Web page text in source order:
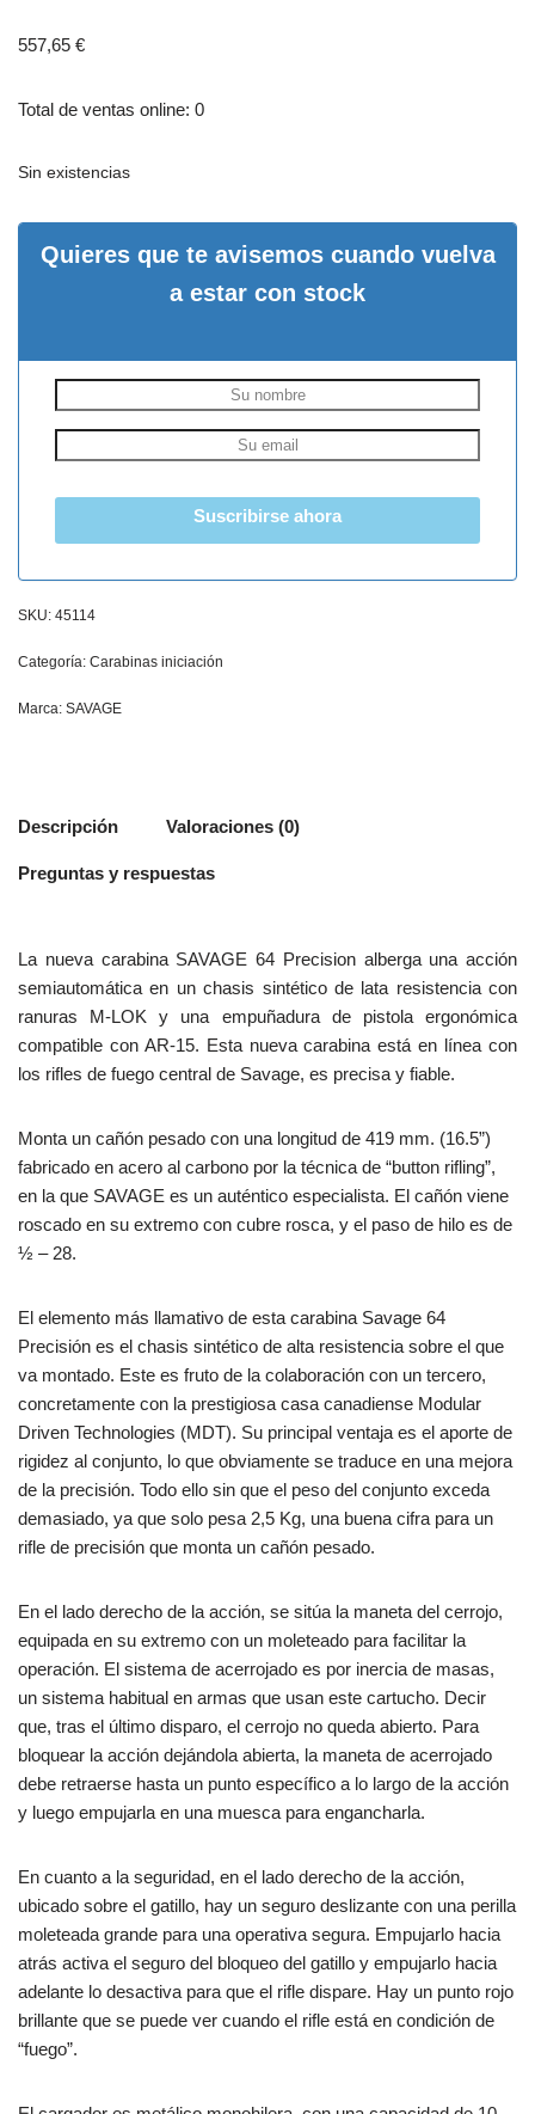
557,65 €
Total de ventas online: 0
Sin existencias
Quieres que te avisemos cuando vuelva
a estar con stock
Suscribirse ahora
SKU: 45114
Categoría: Carabinas iniciación
Marca: SAVAGE
Descripción Valoraciones (0)
Preguntas y respuestas
La nueva carabina SAVAGE 64 Precision alberga una acción
semiautomática en un chasis sintético de lata resistencia con
ranuras M-LOK y una empuñadura de pistola ergonómica
compatible con AR-15. Esta nueva carabina está en línea con
los rifles de fuego central de Savage, es precisa y fiable.
Monta un cañón pesado con una longitud de 419 mm. (16.5”)
fabricado en acero al carbono por la técnica de “button rifling”,
en la que SAVAGE es un auténtico especialista. El cañón viene
roscado en su extremo con cubre rosca, y el paso de hilo es de
½ – 28.
El elemento más llamativo de esta carabina Savage 64
Precisión es el chasis sintético de alta resistencia sobre el que
va montado. Este es fruto de la colaboración con un tercero,
concretamente con la prestigiosa casa canadiense Modular
Driven Technologies (MDT). Su principal ventaja es el aporte de
rigidez al conjunto, lo que obviamente se traduce en una mejora
de la precisión. Todo ello sin que el peso del conjunto exceda
demasiado, ya que solo pesa 2,5 Kg, una buena cifra para un
rifle de precisión que monta un cañón pesado.
En el lado derecho de la acción, se sitúa la maneta del cerrojo,
equipada en su extremo con un moleteado para facilitar la
operación. El sistema de acerrojado es por inercia de masas,
un sistema habitual en armas que usan este cartucho. Decir
que, tras el último disparo, el cerrojo no queda abierto. Para
bloquear la acción dejándola abierta, la maneta de acerrojado
debe retraerse hasta un punto específico a lo largo de la acción
y luego empujarla en una muesca para engancharla.
En cuanto a la seguridad, en el lado derecho de la acción,
ubicado sobre el gatillo, hay un seguro deslizante con una perilla
moleteada grande para una operativa segura. Empujarlo hacia
atrás activa el seguro del bloqueo del gatillo y empujarlo hacia
adelante lo desactiva para que el rifle dispare. Hay un punto rojo
brillante que se puede ver cuando el rifle está en condición de
“fuego”.